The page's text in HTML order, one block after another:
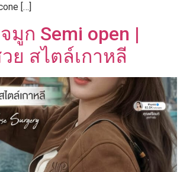
[…]
มูก Semi open |
ย สไตล์เกาหลี